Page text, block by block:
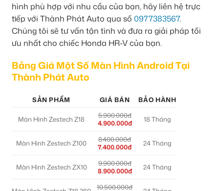
hình phù hợp với nhu cầu của bạn, hãy liên hệ trực
tiếp với Thành Phát Auto qua số 0977383567.
Chúng tôi sẽ tư vấn tận tình và đưa ra giải pháp tối
ưu nhất cho chiếc Honda HR-V của bạn.
Bảng Giá Một Số Màn Hình Android Tại
Thành Phát Auto
SẢN PHẨM GIÁ BÁN BẢO HÀNH
Màn Hình Zestech Z18
5.900.000đ
4.900.000đ
18 Tháng
Màn Hình Zestech Z100
8.400.000đ
7.400.000đ
24 Tháng
Màn Hình Zestech ZX10
9.900.000đ
8.900.000đ
24 Tháng
10.500.000đ